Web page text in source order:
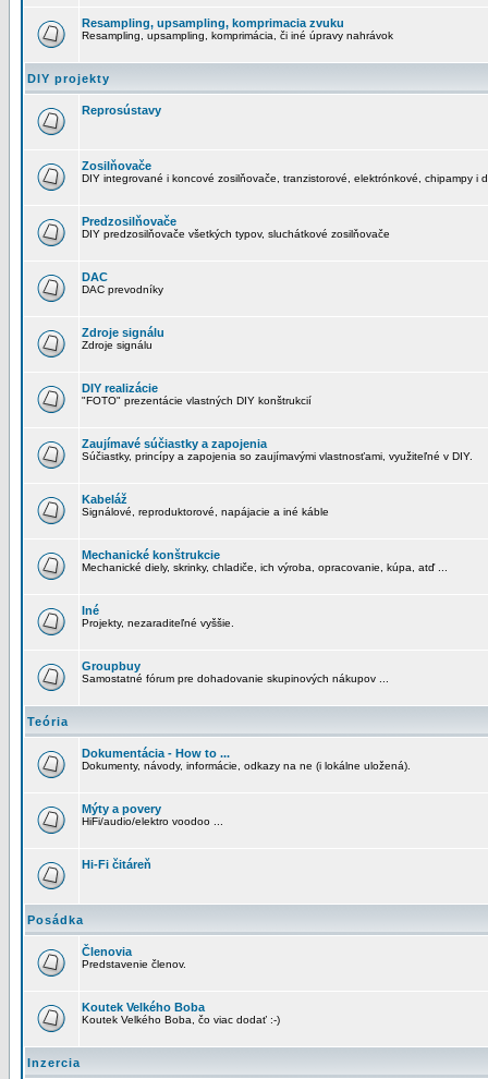
Resampling, upsampling, komprimacia zvuku
Resampling, upsampling, komprimácia, či iné úpravy nahrávok
DIY projekty
Reprosústavy
Zosilňovače
DIY integrované i koncové zosilňovače, tranzistorové, elektrónkové, chipampy i
Predzosilňovače
DIY predzosilňovače všetkých typov, sluchátkové zosilňovače
DAC
DAC prevodníky
Zdroje signálu
Zdroje signálu
DIY realizácie
"FOTO" prezentácie vlastných DIY konštrukcií
Zaujímavé súčiastky a zapojenia
Súčiastky, princípy a zapojenia so zaujímavými vlastnosťami, využiteľné v DIY.
Kabeláž
Signálové, reproduktorové, napájacie a iné káble
Mechanické konštrukcie
Mechanické diely, skrinky, chladiče, ich výroba, opracovanie, kúpa, atď ...
Iné
Projekty, nezaraditeľné vyššie.
Groupbuy
Samostatné fórum pre dohadovanie skupinových nákupov ...
Teória
Dokumentácia - How to ...
Dokumenty, návody, informácie, odkazy na ne (i lokálne uložená).
Mýty a povery
HiFi/audio/elektro voodoo ...
Hi-Fi čitáreň
Posádka
Členovia
Predstavenie členov.
Koutek Velkého Boba
Koutek Velkého Boba, čo viac dodať :-)
Inzercia